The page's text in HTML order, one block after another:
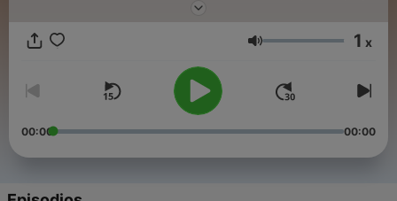
fique por dentro. CriptoNews é um podcast do CriptoFacil.
Volumen 1 x
00:00 00:00